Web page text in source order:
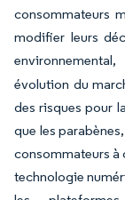
consommateurs
modifier leurs
évolution du
des risques pour
que les
consommateurs à
technologie